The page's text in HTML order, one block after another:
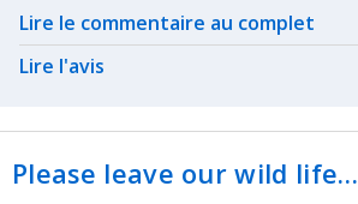
Related actions
Lire le commentaire au complet
Lire l'avis
Please leave our wild life…